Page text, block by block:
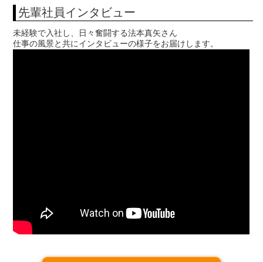
先輩社員インタビュー
未経験で入社し、日々奮闘する法本真矢さん
仕事の風景と共にインタビューの様子をお届けします。